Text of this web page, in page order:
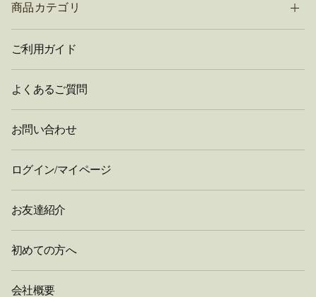
商品カテゴリ
ご利用ガイド
よくあるご質問
お問い合わせ
ログイン/マイページ
お友達紹介
初めての方へ
会社概要